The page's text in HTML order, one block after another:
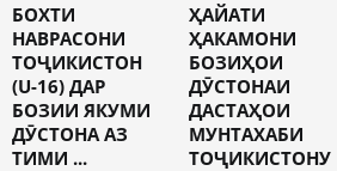
БОХТИ
НАВРАСОНИ
ТОҶИКИСТОН
(U-16) ДАР
БОЗИИ ЯКУМИ
ДӮСТОНА АЗ
ТИМИ ...
ҲАЙАТИ
ҲАКАМОНИ
БОЗИҲОИ
ДӮСТОНАИ
ДАСТАҲОИ
МУНТАХАБИ
ТОҶИКИСТОНУ